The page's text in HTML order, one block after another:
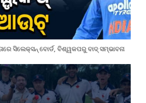
ସିଲେକ୍ସନ୍ ବୋର୍ଡ, ବିଶ୍ୱକପରୁ ବାଦ୍‌ ସମ୍ଭାବନା